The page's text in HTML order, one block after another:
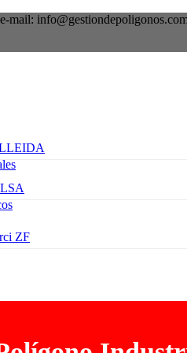
e-mail:
ZF